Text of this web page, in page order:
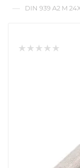
— DIN 939 A2 M